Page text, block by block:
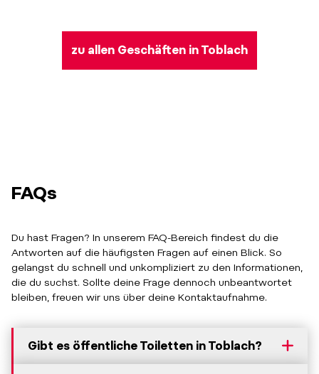
zu allen Geschäften in Toblach
FAQs
Du hast Fragen? In unserem FAQ-Bereich findest du die
Antworten auf die häufigsten Fragen auf einen Blick. So
gelangst du schnell und unkompliziert zu den Informationen,
die du suchst. Sollte deine Frage dennoch unbeantwortet
bleiben, freuen wir uns über deine Kontaktaufnahme.
Gibt es öffentliche Toiletten in Toblach?